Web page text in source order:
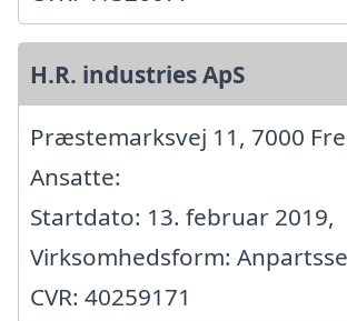
H.R. industries ApS
Præstemarksvej 11, 7000
Ansatte:
Startdato: 13. februar 2019,
Virksomhedsform:
CVR: 40259171